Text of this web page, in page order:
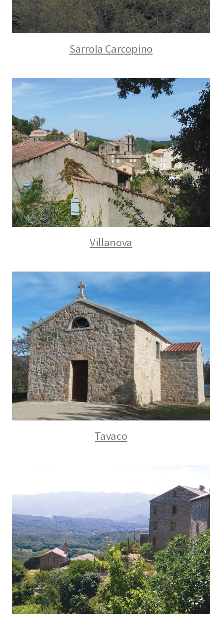
Sarrola Carcopino
Villanova
Tavaco